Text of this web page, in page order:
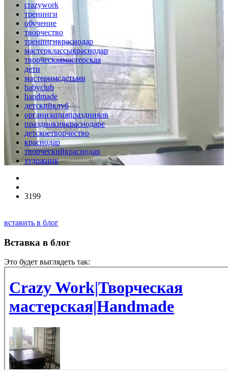
crazywork
тренинги
обучение
творчество
тренингикраснодар
мастерклассыкраснодар
творческаямастерская
дети
мастеримсдетьми
babyclub
handmade
детскийклуб
организацияпраздников
праздникивкраснодаре
детскоетворчество
краснодар
творческийкраснодар
художник
3199
вставить в блог
Вставка в блог
Это будет выглядеть так: